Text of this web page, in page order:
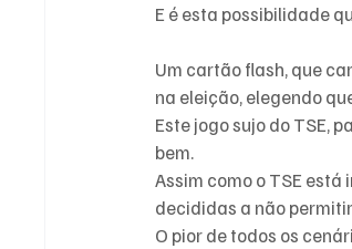
E é esta possibilidade
Um cartão flash, que
na eleição, elegendo
Este jogo sujo do TSE,
bem.
Assim como o TSE
decididas a não
O pior de todos os